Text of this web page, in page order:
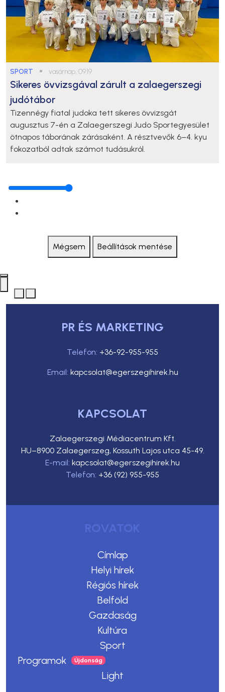
SPORT ● vasárnap, 09:19
Sikeres övvizsgával zárult a zalaegerszegi
judótábor
Tizennégy fiatal judoka tett sikeres övvizsgát
augusztus 7-én a Zalaegerszegi Judo Sportegyesület
ötnapos táborának zárásaként. A résztvevők 6–4. kyu
fokozatból adtak számot tudásukról.
Mégsem Beállítások mentése
PR ÉS MARKETING
Telefon: +36-92-955-955
Email: kapcsolat@egerszegihirek.hu
KAPCSOLAT
Zalaegerszegi Médiacentrum Kft.
HU–8900 Zalaegerszeg, Kossuth Lajos utca 45-49.
E-mail: kapcsolat@egerszegihirek.hu
Telefon: +36 (92) 955-955
ROVATOK
Címlap
Helyi hírek
Régiós hírek
Belföld
Gazdaság
Kultúra
Sport
Programok
Light